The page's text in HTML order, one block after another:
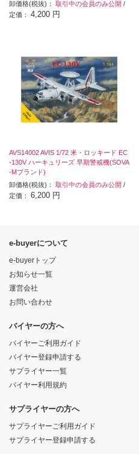
卸価格(税抜)： 取引中の会員のみ公開 /
定価： 4,200 円
AVS14002 AVIS 1/72 米・ロッキード EC
-130V ハーキュリーズ 早期警戒機(SOVA
-Mブランド)
卸価格(税抜)： 取引中の会員のみ公開 /
定価： 6,200 円
e-buyerについて
e-buyerトップ
お知らせ一覧
運営会社
お問い合わせ
バイヤーの方へ
バイヤーご利用ガイド
バイヤー登録申請する
サプライヤー一覧
バイヤー利用規約
サプライヤーの方へ
サプライヤーご利用ガイド
サプライヤー登録申請する